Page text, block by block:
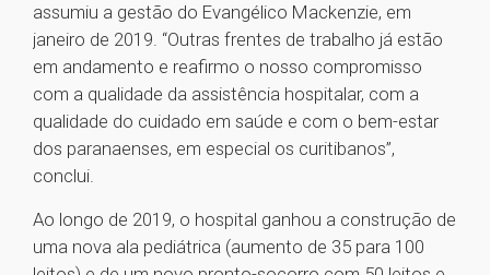
assumiu a gestão do Evangélico Mackenzie, em
janeiro de 2019. “Outras frentes de trabalho já estão
em andamento e reafirmo o nosso compromisso
com a qualidade da assistência hospitalar, com a
qualidade do cuidado em saúde e com o bem-estar
dos paranaenses, em especial os curitibanos”,
conclui.
Ao longo de 2019, o hospital ganhou a construção de
uma nova ala pediátrica (aumento de 35 para 100